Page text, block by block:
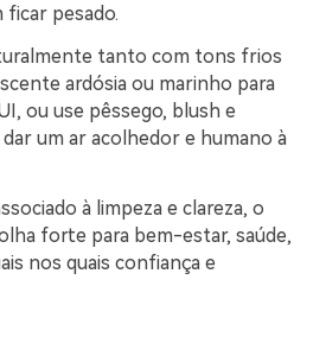
ficar pesado.
tanto com tons frios
ardósia ou marinho para
ou use pêssego, blush e
um ar acolhedor e humano à
à limpeza e clareza, o
forte para bem-estar, saúde,
nos quais confiança e